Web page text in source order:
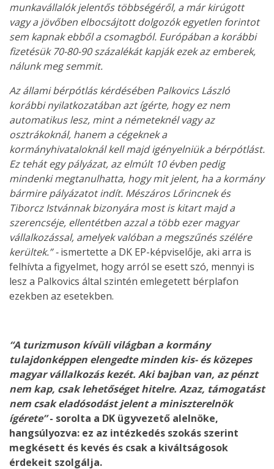
munkavállalók jelentős többségéről, a már kirúgott
vagy a jövőben elbocsájtott dolgozók egyetlen forintot
sem kapnak ebből a csomagból. Európában a korábbi
fizetésük 70-80-90 százalékát kapják ezek az emberek,
nálunk meg semmit.
Az állami bérpótlás kérdésében Palkovics László
korábbi nyilatkozatában azt ígérte, hogy ez nem
automatikus lesz, mint a németeknél vagy az
osztrákoknál, hanem a cégeknek a
kormányhivataloknál kell majd igényelniük a bérpótlást.
Ez tehát egy pályázat, az elmúlt 10 évben pedig
mindenki megtanulhatta, hogy mit jelent, ha a kormány
bármire pályázatot indít. Mészáros Lőrincnek és
Tiborcz Istvánnak bizonyára most is kitart majd a
szerencséje, ellentétben azzal a több ezer magyar
vállalkozással, amelyek valóban a megszűnés szélére
kerültek.” -ismertette a DK EP-képviselője, aki arra is
felhívta a figyelmet, hogy arról se esett szó, mennyi is
lesz a Palkovics által szintén emlegetett bérplafon
ezekben az esetekben.
“A turizmuson kívüli világban a kormány
tulajdonképpen elengedte minden kis- és közepes
magyar vállalkozás kezét. Aki bajban van, az pénzt
nem kap, csak lehetőséget hitelre. Azaz, támogatást
nem csak eladósodást jelent a miniszterelnök
ígérete”- sorolta a DK ügyvezető alelnöke,
hangsúlyozva: ez az intézkedés szokás szerint
megkésett és kevés és csak a kiváltságosok
érdekeit szolgálja.